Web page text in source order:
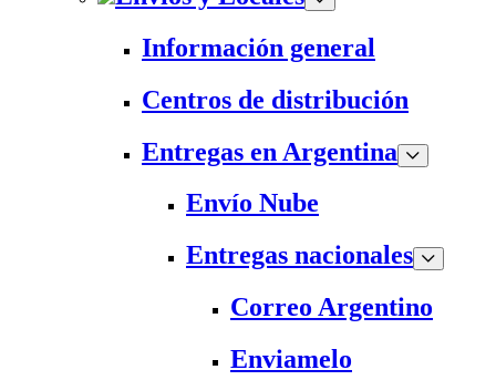
Información general
Centros de distribución
Entregas en Argentina
Envío Nube
Entregas nacionales
Correo Argentino
Enviamelo